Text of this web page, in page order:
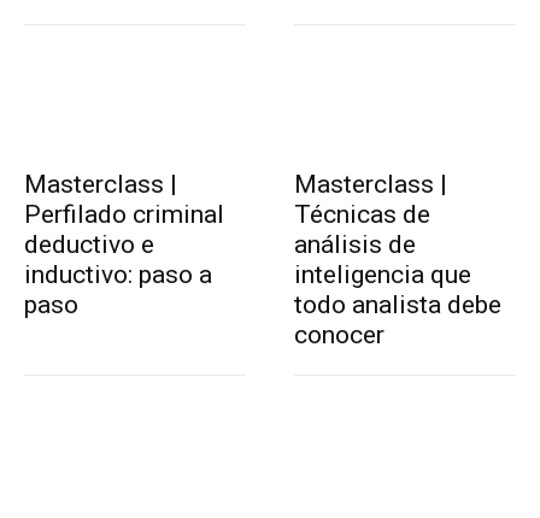
Masterclass |
Perfilado criminal
deductivo e
inductivo: paso a
paso
Masterclass |
Técnicas de
análisis de
inteligencia que
todo analista debe
conocer